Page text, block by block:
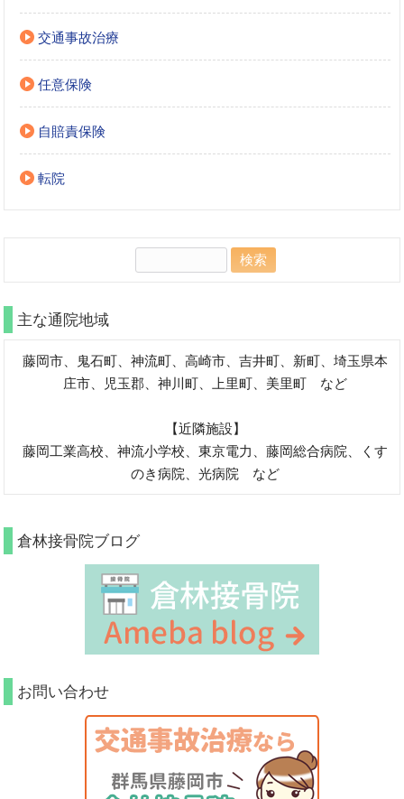
交通事故治療
任意保険
自賠責保険
転院
主な通院地域
藤岡市、鬼石町、神流町、高崎市、吉井町、新町、埼玉県本
庄市、児玉郡、神川町、上里町、美里町 など
【近隣施設】
藤岡工業高校、神流小学校、東京電力、藤岡総合病院、くす
のき病院、光病院 など
倉林接骨院ブログ
お問い合わせ